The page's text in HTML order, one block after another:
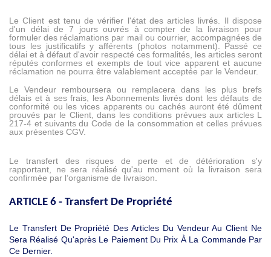
Le Client est tenu de vérifier l'état des articles livrés. Il dispose
d'un délai de 7 jours ouvrés à compter de la livraison pour
formuler des réclamations par mail ou courrier, accompagnées de
tous les justificatifs y afférents (photos notamment). Passé ce
délai et à défaut d'avoir respecté ces formalités, les articles seront
réputés conformes et exempts de tout vice apparent et aucune
réclamation ne pourra être valablement acceptée par le Vendeur.
Le Vendeur remboursera ou remplacera dans les plus brefs
délais et à ses frais, les Abonnements livrés dont les défauts de
conformité ou les vices apparents ou cachés auront été dûment
prouvés par le Client, dans les conditions prévues aux articles L
217-4 et suivants du Code de la consommation et celles prévues
aux présentes CGV.
Le transfert des risques de perte et de détérioration s'y
rapportant, ne sera réalisé qu'au moment où la livraison sera
confirmée par l’organisme de livraison.
ARTICLE 6 - Transfert De Propriété
Le Transfert De Propriété Des Articles Du Vendeur Au Client Ne
Sera Réalisé Qu'après Le Paiement Du Prix À La Commande Par
Ce Dernier.